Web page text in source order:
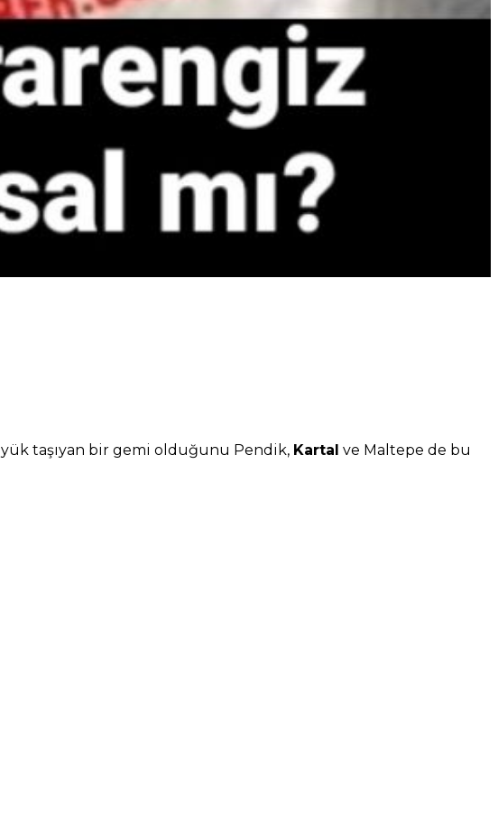
yük taşıyan bir gemi olduğunu Pendik, Kartal ve Maltepe de bu